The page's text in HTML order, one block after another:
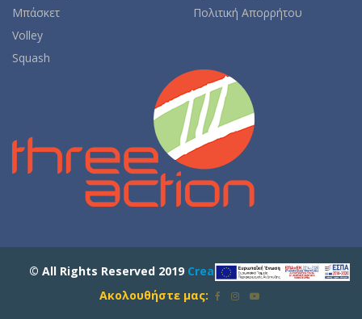
Μπάσκετ
Volley
Squash
Πολιτική Απορρήτου
© All Rights Reserved 2019 Created by Computerkey
Ακολουθήστε μας: